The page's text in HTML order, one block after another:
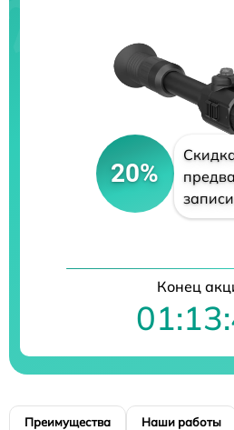
20%
Конец
Преимущества Наши работы